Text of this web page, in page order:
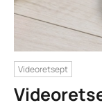
Videoretsept